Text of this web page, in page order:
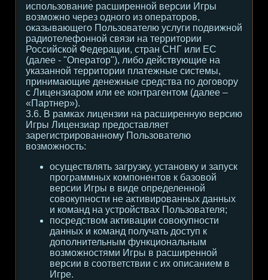
использование расширенной версии Игры
возможно через одного из операторов,
оказывающего Пользователю услуги подвижной
радиотелефонной связи на территории
Российской Федерации, стран СНГ или ЕС
(далее - "Оператор"), либо действующие на
указанной территории платежные системы,
принимающие денежные средства по договору
с Лицензиаром или ее контрагентом (далее –
«Партнер»).
3.6. В рамках лицензии на расширенную версию
Игры Лицензиар предоставляет
зарегистрированному Пользователю
возможность:
осуществлять загрузку, установку и запуск
программных компонентов к базовой
версии Игры в виде определенной
совокупности не активированных данных
и команд на устройствах Пользователя;
посредством активации совокупности
данных и команд получать доступ к
дополнительным функциональным
возможностями Игры в расширенной
версии в соответствии с их описанием в
Игре.